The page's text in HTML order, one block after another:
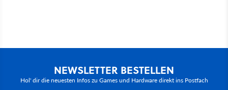
NEWSLETTER BESTELLEN
Hol' dir die neuesten Infos zu Games und Hardware direkt ins Postfach